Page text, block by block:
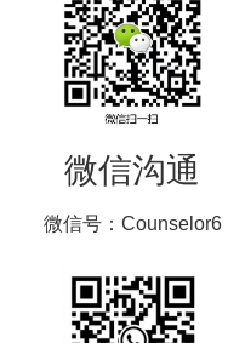
微信沟通
微信号：Counselor6